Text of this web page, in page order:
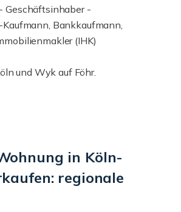
- Geschäftsinhaber -
Bankkaufmann,
(IHK)
und Wyk auf Föhr.
in Köln-
regionale